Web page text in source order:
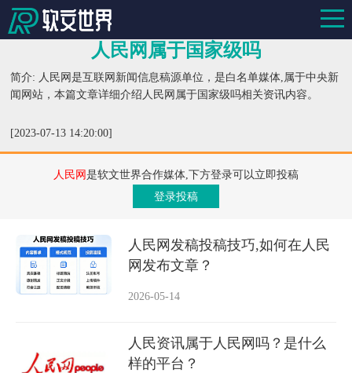
人民网属于国家级吗
简介: 人民网是互联网新闻信息稿源单位，是白名单媒体,属于中央新
闻网站，本篇文章详细介绍人民网属于国家级吗相关资讯内容。
[2023-07-13 14:20:00]
人民网是软文世界合作媒体,下方登录可以立即投稿
登录投稿
人民网发稿投稿技巧,如何在人民
网发布文章？
2026-05-14
人民资讯属于人民网吗？是什么
样的平台？